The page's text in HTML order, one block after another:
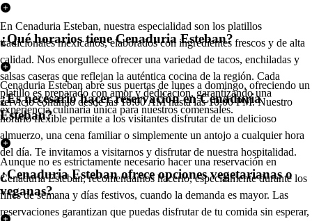
En Cenaduria Esteban, nuestra especialidad son los platillos
tradicionales mexicanos, elaborados con ingredientes frescos y de alta
calidad. Nos enorgullece ofrecer una variedad de tacos, enchiladas y
salsas caseras que reflejan la auténtica cocina de la región. Cada
platillo es preparado con amor y dedicación, garantizando una
experiencia culinaria única para nuestros comensales.
¿Qué horarios tiene Cenaduria Esteban?
Cenaduria Esteban abre sus puertas de lunes a domingo, ofreciendo un
servicio continuo desde las 10:00 AM hasta las 10:00 PM. Nuestro
horario flexible permite a los visitantes disfrutar de un delicioso
almuerzo, una cena familiar o simplemente un antojo a cualquier hora
del día. Te invitamos a visitarnos y disfrutar de nuestra hospitalidad.
¿Es necesario hacer reservación en Cenaduria
Esteban?
Aunque no es estrictamente necesario hacer una reservación en
Cenaduria Esteban, recomendamos hacerlo, especialmente durante los
fines de semana y días festivos, cuando la demanda es mayor. Las
reservaciones garantizan que puedas disfrutar de tu comida sin esperar,
¿Cenaduria Esteban ofrece opciones vegetarianas o
veganas?